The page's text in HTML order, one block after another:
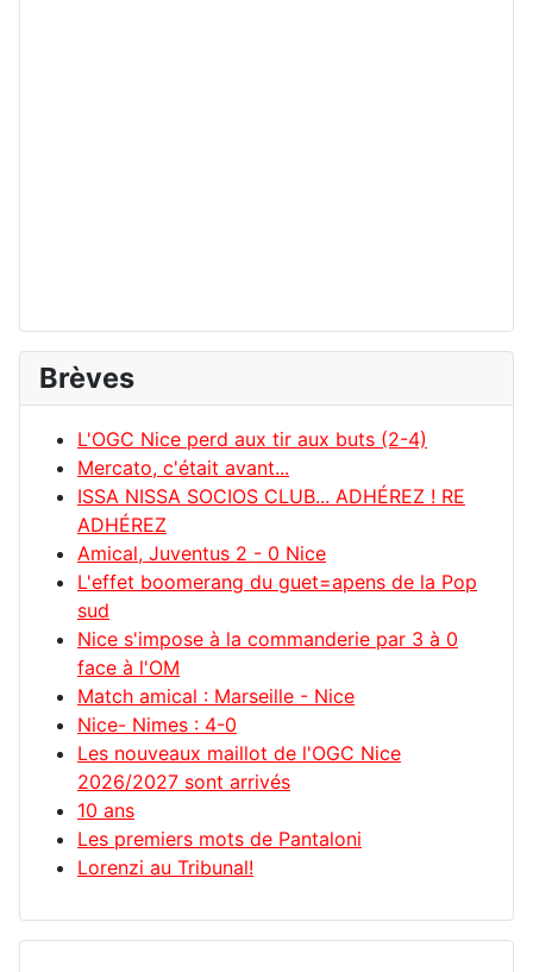
Brèves
L'OGC Nice perd aux tir aux buts (2-4)
Mercato, c'était avant...
ISSA NISSA SOCIOS CLUB... ADHÉREZ ! RE
ADHÉREZ
Amical, Juventus 2 - 0 Nice
L'effet boomerang du guet=apens de la Pop
sud
Nice s'impose à la commanderie par 3 à 0
face à l'OM
Match amical : Marseille - Nice
Nice- Nimes : 4-0
Les nouveaux maillot de l'OGC Nice
2026/2027 sont arrivés
10 ans
Les premiers mots de Pantaloni
Lorenzi au Tribunal!